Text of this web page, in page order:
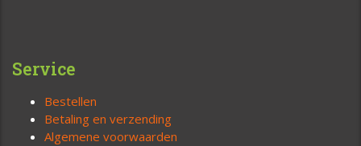
Service
Bestellen
Betaling en verzending
Algemene voorwaarden